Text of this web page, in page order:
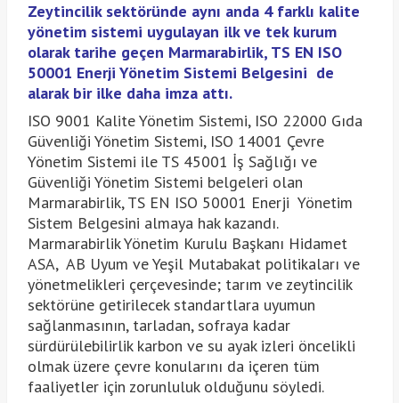
Zeytincilik sektöründe aynı anda 4 farklı kalite
yönetim sistemi uygulayan ilk ve tek kurum
olarak tarihe geçen Marmarabirlik, TS EN ISO
50001 Enerji Yönetim Sistemi Belgesini de
alarak bir ilke daha imza attı.
ISO 9001 Kalite Yönetim Sistemi, ISO 22000 Gıda
Güvenliği Yönetim Sistemi, ISO 14001 Çevre
Yönetim Sistemi ile TS 45001 İş Sağlığı ve
Güvenliği Yönetim Sistemi belgeleri olan
Marmarabirlik, TS EN ISO 50001 Enerji Yönetim
Sistem Belgesini almaya hak kazandı.
Marmarabirlik Yönetim Kurulu Başkanı Hidamet
ASA, AB Uyum ve Yeşil Mutabakat politikaları ve
yönetmelikleri çerçevesinde; tarım ve zeytincilik
sektörüne getirilecek standartlara uyumun
sağlanmasının, tarladan, sofraya kadar
sürdürülebilirlik karbon ve su ayak izleri öncelikli
olmak üzere çevre konularını da içeren tüm
faaliyetler için zorunluluk olduğunu söyledi.